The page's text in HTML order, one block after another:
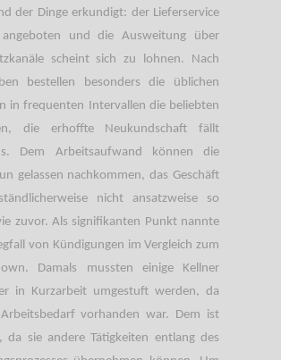
der Dinge erkundigt: der Lieferservice
und die Ausweitung über
scheint sich zu lohnen. Nach
bestellen besonders die üblichen
in frequenten Intervallen die beliebten
die erhoffte Neukundschaft fällt
Dem Arbeitsaufwand können die
gelassen nachkommen, das Geschäft
nicht ansatzweise so
zuvor. Als signifikanten Punkt nannte
von Kündigungen im Vergleich zum
Damals mussten einige Kellner
in Kurzarbeit umgestuft werden, da
vorhanden war. Dem ist
da sie andere Tätigkeiten entlang des